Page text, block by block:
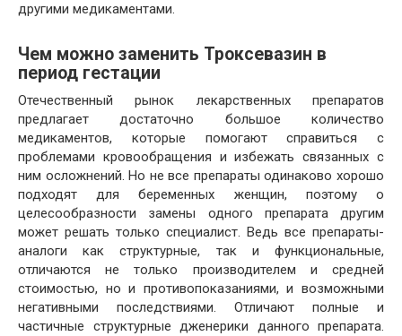
другими медикаментами.
Чем можно заменить Троксевазин в
период гестации
Отечественный рынок лекарственных препаратов
предлагает достаточно большое количество
медикаментов, которые помогают справиться с
проблемами кровообращения и избежать связанных с
ним осложнений. Но не все препараты одинаково хорошо
подходят для беременных женщин, поэтому о
целесообразности замены одного препарата другим
может решать только специалист. Ведь все препараты-
аналоги как структурные, так и функциональные,
отличаются не только производителем и средней
стоимостью, но и противопоказаниями, и возможными
негативными последствиями. Отличают полные и
частичные структурные дженерики данного препарата.